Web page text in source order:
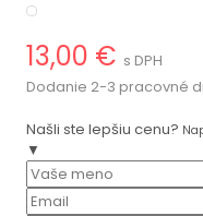
13,00 € s DPH
Dodanie 2-3 pracovné
Našli ste lepšiu cenu?
▼